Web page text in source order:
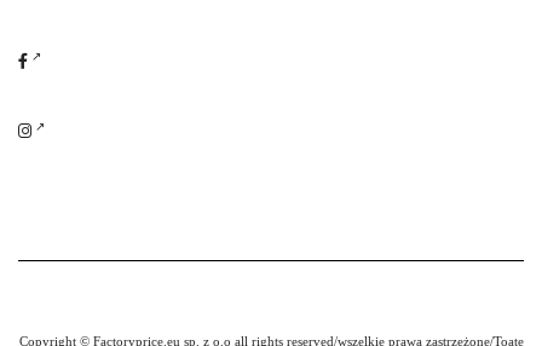
Copyright © Factoryprice.eu sp. z o.o all rights reserved/wszelkie prawa zastrzeżone/Toate